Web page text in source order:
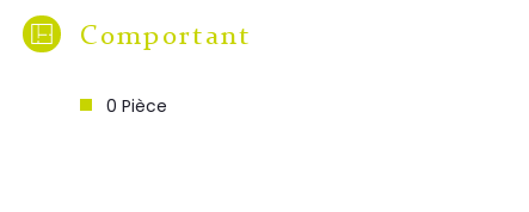
Comportant
0 Pièce